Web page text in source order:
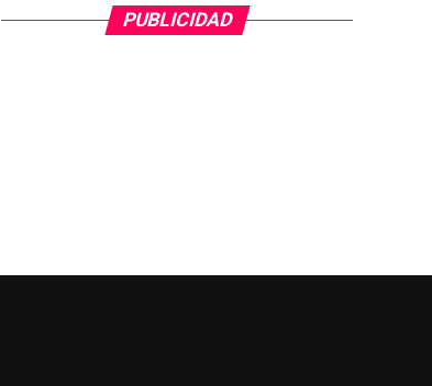
PUBLICIDAD